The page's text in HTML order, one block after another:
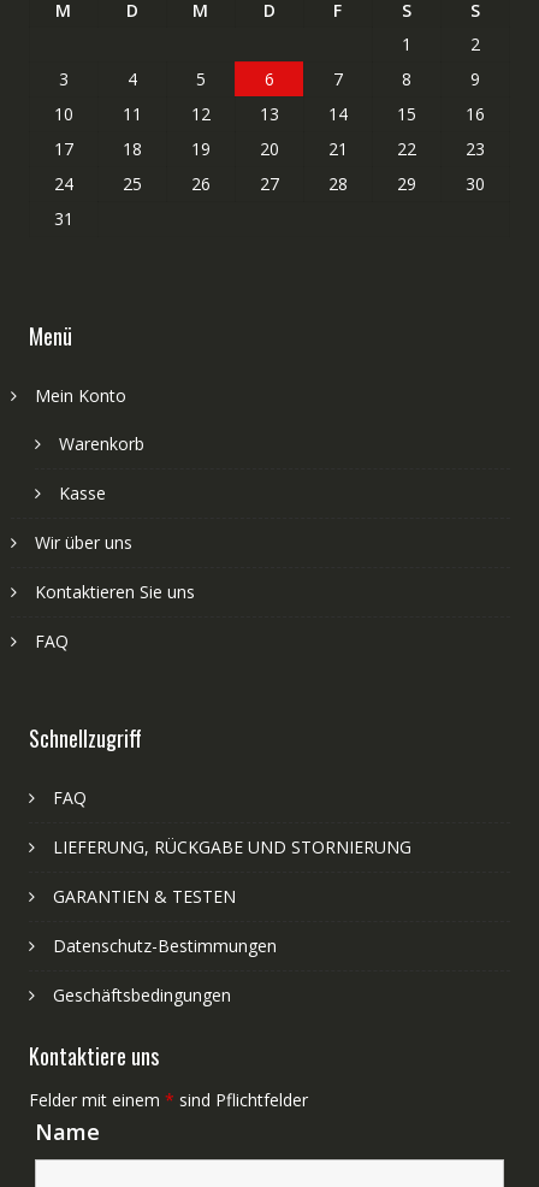
M D M D F S
S
1
2
3
4 5 6 7 8
9
10
11 12 13 14 15
16
17
18 19 20 21 22
23
24
25 26 27 28 29
30
31
Menü
Mein Konto
Warenkorb
Kasse
Wir über uns
Kontaktieren Sie uns
FAQ
Schnellzugriff
FAQ
LIEFERUNG, RÜCKGABE UND STORNIERUNG
GARANTIEN & TESTEN
Datenschutz-Bestimmungen
Geschäftsbedingungen
Kontaktiere uns
Felder mit einem * sind Pflichtfelder
Name